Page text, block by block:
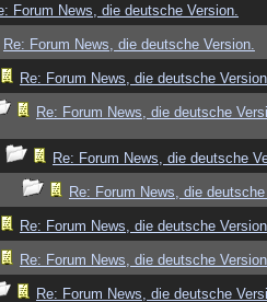
Forum News, die deutsche Version.
Re: Forum News, die deutsche Version.
Re: Forum News, die deutsche
Re: Forum News, die deutsche
Re: Forum News, die deutsche
Re: Forum News, die
Re: Forum News, die deutsche
Re: Forum News, die deutsche
Re: Forum News, die deutsche